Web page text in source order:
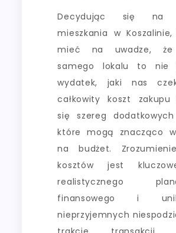
Decydując się na
mieszkania w
mieć na uwadze,
samego lokalu to nie
wydatek, jaki nas
całkowity koszt zakupu
się szereg
które mogą znacząco
na budżet.
kosztów jest
realistycznego
finansowego i
nieprzyjemnych